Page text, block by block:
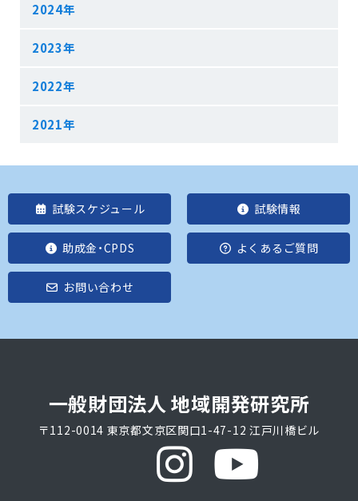
2024年
2023年
2022年
2021年
試験スケジュール 試験情報
助成金・CPDS よくあるご質問
お問い合わせ
一般財団法人 地域開発研究所
〒112-0014 東京都文京区関口1-47-12 江戸川橋ビル